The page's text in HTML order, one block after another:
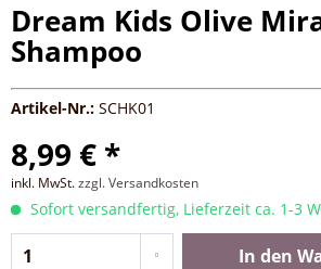
Dream Kids Olive
Shampoo
Artikel-Nr.: SCHK01
8,99 € *
inkl. MwSt.zzgl. Versandkosten
Sofort versandfertig, Lieferzeit ca. 1-3
In den